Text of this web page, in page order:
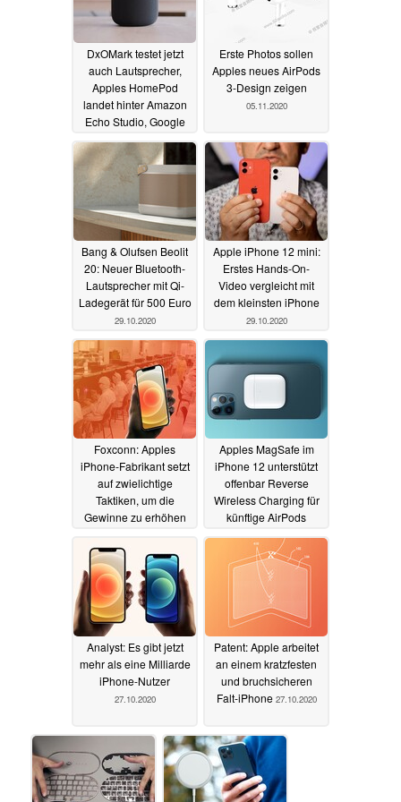
DxOMark testet jetzt
auch Lautsprecher,
Apples HomePod
landet hinter Amazon
Echo Studio, Google
Home Max & co.
05.11.2020
Erste Photos sollen
Apples neues AirPods
3-Design zeigen
05.11.2020
Bang & Olufsen Beolit
20: Neuer Bluetooth-
Lautsprecher mit Qi-
Ladegerät für 500 Euro
29.10.2020
Apple iPhone 12 mini:
Erstes Hands-On-
Video vergleicht mit
dem kleinsten iPhone
29.10.2020
Foxconn: Apples
iPhone-Fabrikant setzt
auf zwielichtige
Taktiken, um die
Gewinne zu erhöhen
Apples MagSafe im
iPhone 12 unterstützt
offenbar Reverse
Wireless Charging für
künftige AirPods
28.10.2020
Analyst: Es gibt jetzt
mehr als eine Milliarde
iPhone-Nutzer
27.10.2020
Patent: Apple arbeitet
an einem kratzfesten
und bruchsicheren
Falt-iPhone 27.10.2020